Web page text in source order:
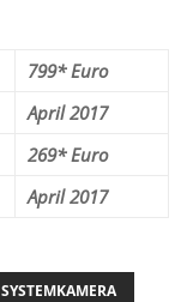
799* Euro
April 2017
269* Euro
April 2017
SYSTEMKAMERA